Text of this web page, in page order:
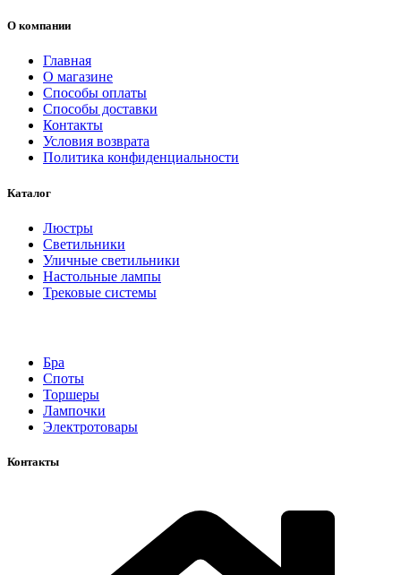
О компании
Главная
О магазине
Способы оплаты
Способы доставки
Контакты
Условия возврата
Политика конфиденциальности
Каталог
Люстры
Светильники
Уличные светильники
Настольные лампы
Трековые системы
Бра
Споты
Торшеры
Лампочки
Электротовары
Контакты